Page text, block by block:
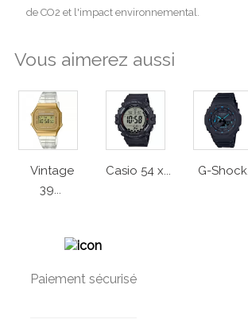
de CO2 et l'impact environnemental.
Vous aimerez aussi
Vintage
39...
Casio 54 x... G-Shock...
Paiement sécurisé